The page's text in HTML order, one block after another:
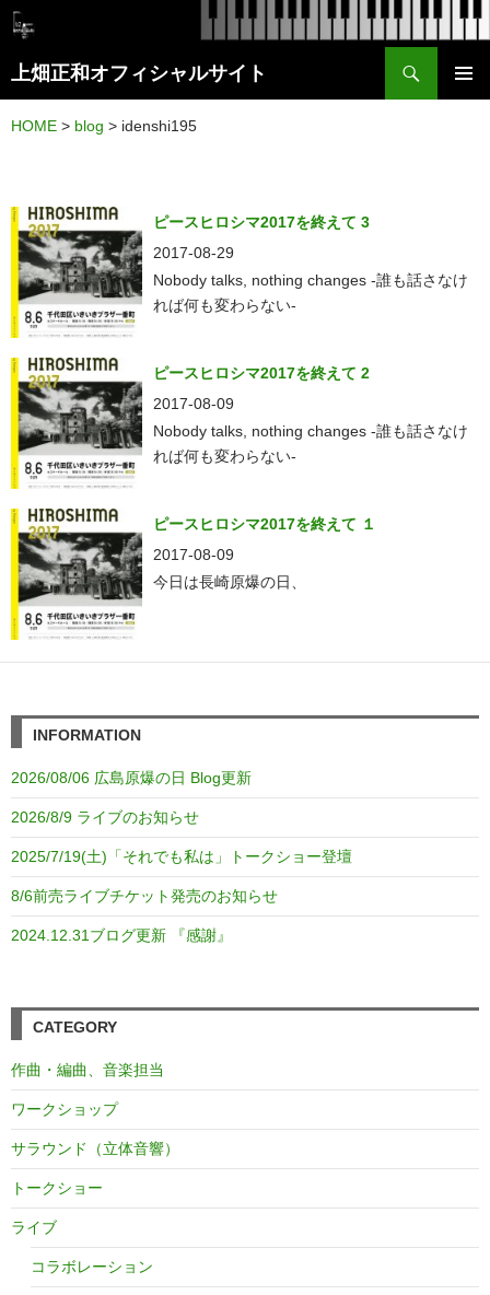
上畑正和オフィシャルサイト
ン
ツ
へ
ス
キ
ッ
プ
HOME > blog > idenshi195
ピースヒロシマ2017を終えて 3
2017-08-29
Nobody talks, nothing changes -誰も話さなけ
れば何も変わらない-
ピースヒロシマ2017を終えて 2
2017-08-09
Nobody talks, nothing changes -誰も話さなけ
れば何も変わらない-
ピースヒロシマ2017を終えて １
2017-08-09
今日は長崎原爆の日、
INFORMATION
2026/08/06 広島原爆の日 Blog更新
2026/8/9 ライブのお知らせ
2025/7/19(土)「それでも私は」トークショー登壇
8/6前売ライブチケット発売のお知らせ
2024.12.31ブログ更新 『感謝』
CATEGORY
作曲・編曲、音楽担当
ワークショップ
サラウンド（立体音響）
トークショー
ライブ
コラボレーション